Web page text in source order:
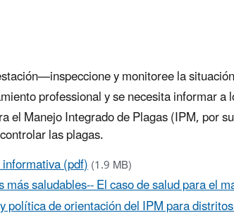
y monitoree la
professional y se necesita informar a
el Manejo Integrado de Plagas (IPM, por
las plagas.
(pdf)(1.9 MB)
saludables-- El caso de salud para el
política de orientación del IPM para